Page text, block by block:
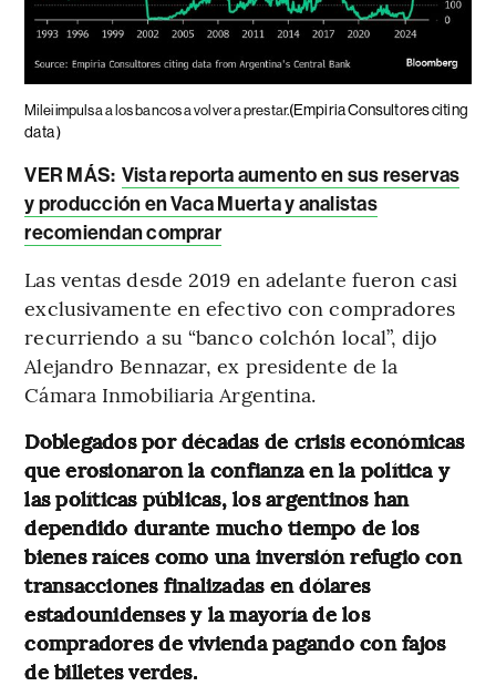
Milei impulsa a los bancos a volver a prestar.(Empiria Consultores citing
data )
VER MÁS: Vista reporta aumento en sus reservas
y producción en Vaca Muerta y analistas
recomiendan comprar
Las ventas desde 2019 en adelante fueron casi
exclusivamente en efectivo con compradores
recurriendo a su “banco colchón local”, dijo
Alejandro Bennazar, ex presidente de la
Cámara Inmobiliaria Argentina.
Doblegados por décadas de crisis económicas
que erosionaron la confianza en la política y
las políticas públicas, los argentinos han
dependido durante mucho tiempo de los
bienes raíces como una inversión refugio con
transacciones finalizadas en dólares
estadounidenses y la mayoría de los
compradores de vivienda pagando con fajos
de billetes verdes.